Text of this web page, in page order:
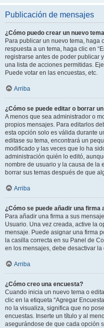
Publicación de mensajes
¿Cómo puedo crear un nuevo
Para publicar un nuevo tema, haga
respuesta a un tema, haga clic en
registrarse antes de poder publicar
una lista de acciones permitidas.
Puede votar en las encuestas, etc.
Arriba
¿Cómo se puede editar o borrar
A menos que sea administrador o
propios mensajes. Para editarlos
esta opción solo es válida durante
editase su tema, encontrará un
modificado y las veces que lo ha
administración quién lo editó,
nombre de usuario y la causa de la
borrar sus temas después de que
Arriba
¿Cómo se puede añadir una firma
Para añadir una firma a sus
Usuario. Una vez creada, active la
mensaje. Puede asignar una firma
la casilla correcta en su Panel de
en los mensajes, debe desactivar
Arriba
¿Cómo creo una encuesta?
Cuando inicia un nuevo tema o
clic en la etiqueta “Agregar
no la visualiza, significa que no
encuestas. Inserte un título y al
asegurándose de que cada opción